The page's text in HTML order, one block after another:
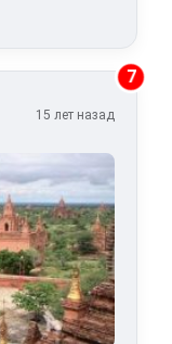
7
15 лет назад